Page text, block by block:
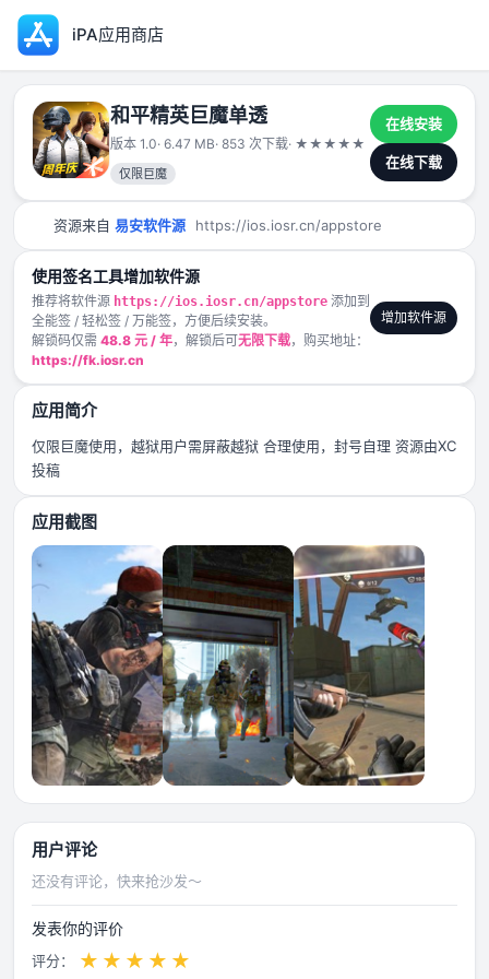
iPA应用商店
和平精英巨魔单透
版本 1.0· 6.47 MB· 853 次下载· ★ ★ ★ ★ ★
2025-04-09
仅限巨魔
在线安装
在线下载
资源来自 易安软件源 https://ios.iosr.cn/appstore
使用签名工具增加软件源
推荐将软件源 https://ios.iosr.cn/appstore 添加到
全能签 / 轻松签 / 万能签，方便后续安装。
解锁码仅需 48.8 元 / 年，解锁后可无限下载，购买地址：
https://fk.iosr.cn
增加软件源
应用简介
仅限巨魔使用，越狱用户需屏蔽越狱 合理使用，封号自理 资源由XC
投稿
应用截图
用户评论
还没有评论，快来抢沙发～
发表你的评价
评分： ★ ★ ★ ★ ★